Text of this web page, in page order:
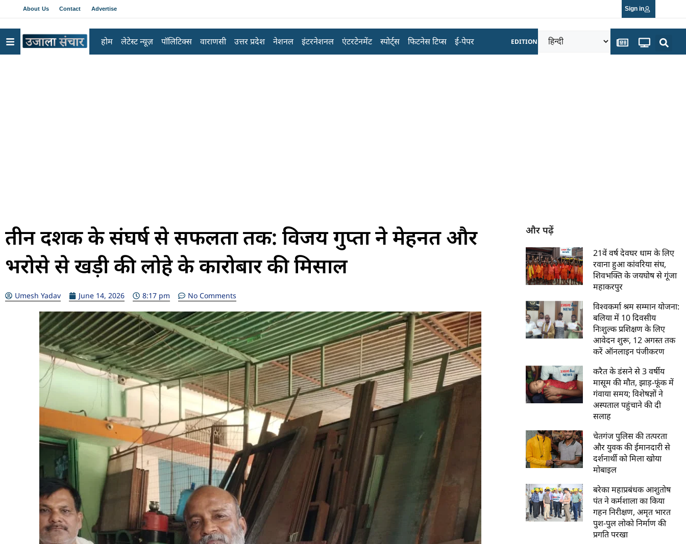
About Us Contact Advertise Sign in
होम लेटेस्ट न्यूज़ पॉलिटिक्स वाराणसी उत्तर प्रदेश नेशनल इंटरनेशनल एंटरटेनमेंट स्पोर्ट्स फिटनेस टिप्स ई-पेपर EDITION
तीन दशक के संघर्ष से सफलता तक: विजय गुप्ता ने मेहनत और
भरोसे से खड़ी की लोहे के कारोबार की मिसाल
Umesh Yadav June 14, 2026 8:17 pm No Comments
और पढ़ें
21वें वर्ष देवघर धाम के लिए
रवाना हुआ कांवरिया संघ,
शिवभक्ति के जयघोष से गूंजा
महाकरपुर
विश्वकर्मा श्रम सम्मान योजना:
बलिया में 10 दिवसीय
निःशुल्क प्रशिक्षण के लिए
आवेदन शुरू, 12 अगस्त तक
करें ऑनलाइन पंजीकरण
करैत के डंसने से 3 वर्षीय
मासूम की मौत, झाड़-फूंक में
गंवाया समय; विशेषज्ञों ने
अस्पताल पहुंचाने की दी
सलाह
चेतगंज पुलिस की तत्परता
और युवक की ईमानदारी से
दर्शनार्थी को मिला खोया
मोबाइल
बरेका महाप्रबंधक आशुतोष
पंत ने कर्मशाला का किया
गहन निरीक्षण, अमृत भारत
पुश-पुल लोको निर्माण की
प्रगति परखा